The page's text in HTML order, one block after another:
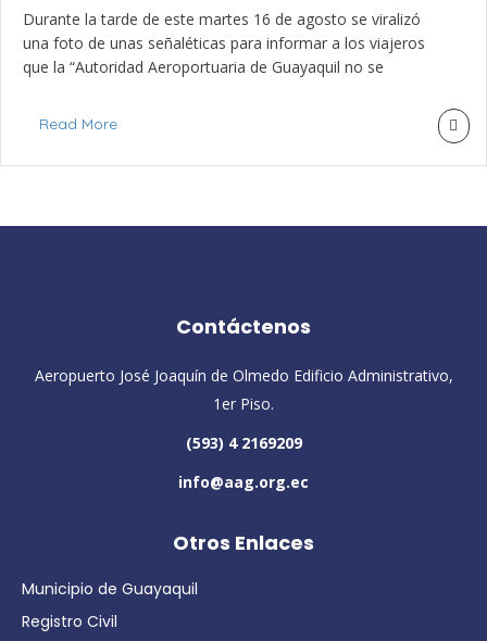
Durante la tarde de este martes 16 de agosto se viralizó
una foto de unas señaléticas para informar a los viajeros
que la “Autoridad Aeroportuaria de Guayaquil no se
servicio que presta Migración” en el aeropuerto José Joaquín
que […]
Read More
Contáctenos
Aeropuerto José Joaquín de Olmedo Edificio Administrativo,
1er Piso.
(593) 4 2169209
info@aag.org.ec
Otros Enlaces
Municipio de Guayaquil
Registro Civil